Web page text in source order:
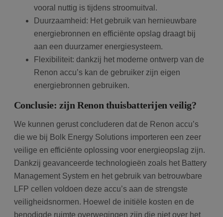
vooral nuttig is tijdens stroomuitval.
Duurzaamheid: Het gebruik van hernieuwbare
energiebronnen en efficiënte opslag draagt bij
aan een duurzamer energiesysteem.
Flexibiliteit: dankzij het moderne ontwerp van de
Renon accu’s kan de gebruiker zijn eigen
energiebronnen gebruiken.
Conclusie: zijn Renon thuisbatterijen veilig?
We kunnen gerust concluderen dat de Renon accu’s
die we bij Bolk Energy Solutions importeren een zeer
veilige en efficiënte oplossing voor energieopslag zijn.
Dankzij geavanceerde technologieën zoals het Battery
Management System en het gebruik van betrouwbare
LFP cellen voldoen deze accu’s aan de strengste
veiligheidsnormen. Hoewel de initiële kosten en de
benodigde ruimte overwegingen zijn die niet over het